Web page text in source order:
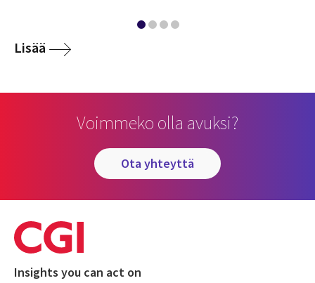
Lisää
Voimmeko olla avuksi?
ota yhteyttä
Insights you can act on